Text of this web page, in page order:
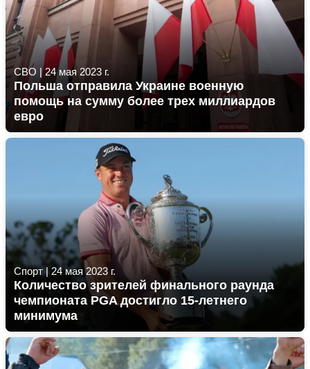
СВО |24 мая 2023 г.
Польша отправила Украине военную
помощь на сумму более трех миллиардов
евро
Спорт| 24 мая 2023 г.
Количество зрителей финального раунда
чемпионата PGA достигло 15-летнего
минимума